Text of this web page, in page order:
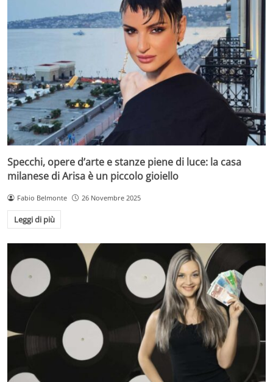
Specchi, opere d’arte e stanze piene di luce: la casa
milanese di Arisa è un piccolo gioiello
Fabio Belmonte 26 Novembre 2025
Leggi di più